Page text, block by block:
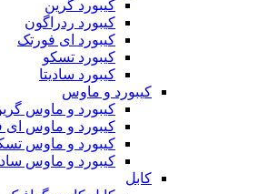
کیبورد گرین
کیبورد ردراگون
کیبورد ای فورتک
کیبورد تسکو
کیبورد سادیتا
کیبورد و ماوس
کیبورد و ماوس
کیبورد و ماوس ای
کیبورد و ماوس
کیبورد و ماوس
کابل